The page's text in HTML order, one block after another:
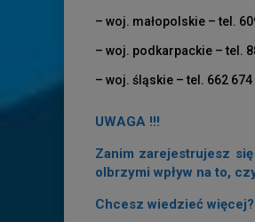
– woj. małopolskie – tel.
– woj. podkarpackie – tel.
– woj. śląskie – tel. 662
UWAGA !!!
Zanim zarejestrujesz
olbrzymi wpływ na to,
Chcesz wiedzieć